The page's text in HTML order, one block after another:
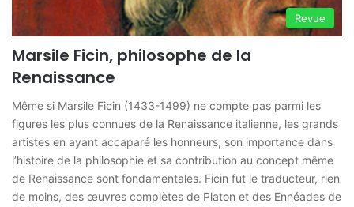
Revue
Marsile Ficin, philosophe de la
Renaissance
Même si Marsile Ficin (1433-1499) ne compte pas parmi les
figures les plus connues de la Renaissance italienne, les grands
artistes en ayant accaparé les honneurs, son importance dans
l’histoire de la philosophie et sa contribution au concept même
de Renaissance sont fondamentales. Ficin fut le traducteur, rien
de moins, des œuvres complètes de Platon et des Ennéades de